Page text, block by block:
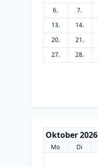
6.
7.
13.
14.
20.
21.
27.
28.
Oktober 2026
Mo Di